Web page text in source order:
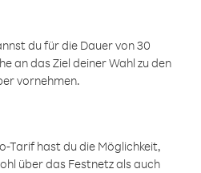
du für die Dauer von 30
an das Ziel deiner Wahl zu den
vornehmen.
Tarif hast du die Möglichkeit,
über das Festnetz als auch